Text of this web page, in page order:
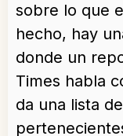
sobre lo que
hecho, hay
donde un
Times habla
da una lista